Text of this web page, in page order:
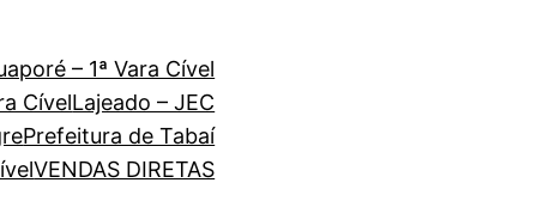
– 1ª Vara Cível
CívelLajeado – JEC
Prefeitura de Tabaí
VENDAS DIRETAS